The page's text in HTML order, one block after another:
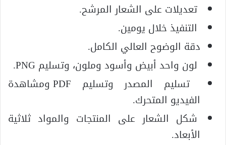
تعديلات على الشعار المرشح.
التنفيذ خلال يومين.
دقة الوضوح العالي الكامل.
لون واحد أبيض وأسود وملون، وتسليم PNG.
تسليم المصدر وتسليم PDF ومشاهدة
الفيديو المتحرك.
شكل الشعار على المنتجات والمواد ثلاثية
الأبعاد.